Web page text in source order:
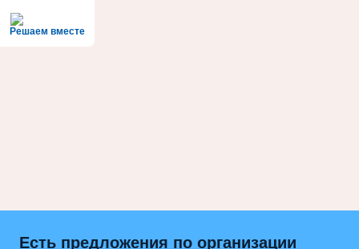
Решаем вместе
Есть предложения по организации